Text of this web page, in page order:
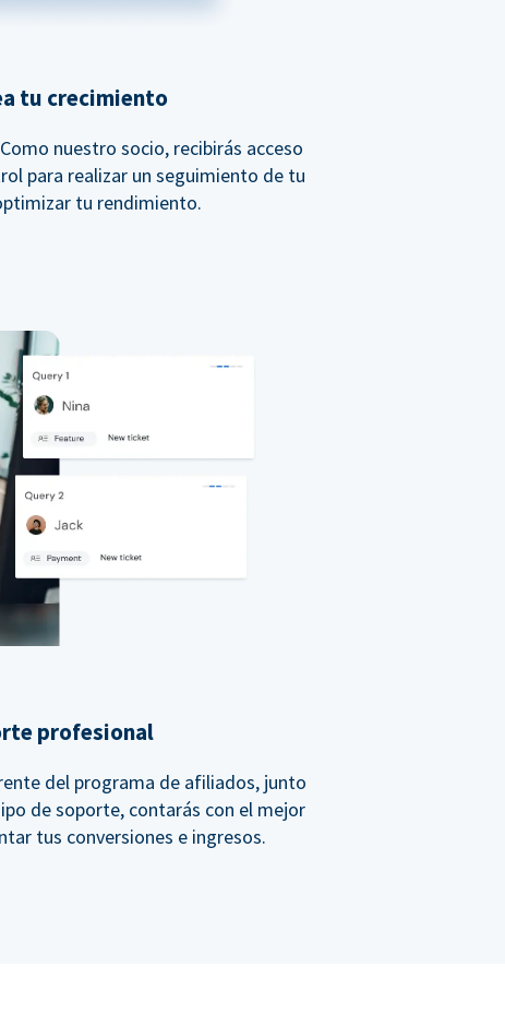
tu crecimiento
nuestro socio, recibirás acceso
para realizar un seguimiento de tu
tu rendimiento.
profesional
del programa de afiliados, junto
de soporte, contarás con el mejor
tus conversiones e ingresos.